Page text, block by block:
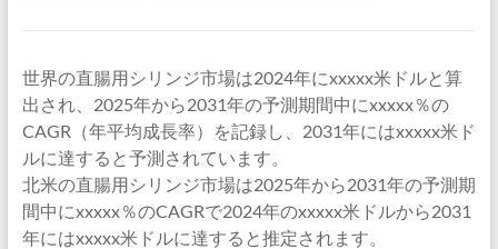
世界の直腸用シリンジ市場は2024年にxxxxx米ドルと算
出され、2025年から2031年の予測期間中にxxxxx％の
CAGR（年平均成長率）を記録し、2031年にはxxxxx米ド
ルに達すると予測されています。
北米の直腸用シリンジ市場は2025年から2031年の予測期
間中にxxxxx％のCAGRで2024年のxxxxx米ドルから2031
年にはxxxxx米ドルに達すると推定されます。